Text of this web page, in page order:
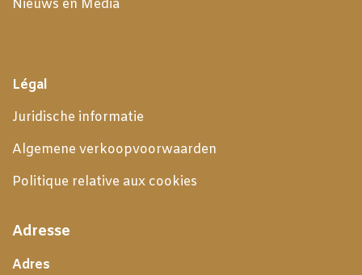
Nieuws en Media
Légal
Juridische informatie
Algemene verkoopvoorwaarden
Politique relative aux cookies
Adresse
Adres